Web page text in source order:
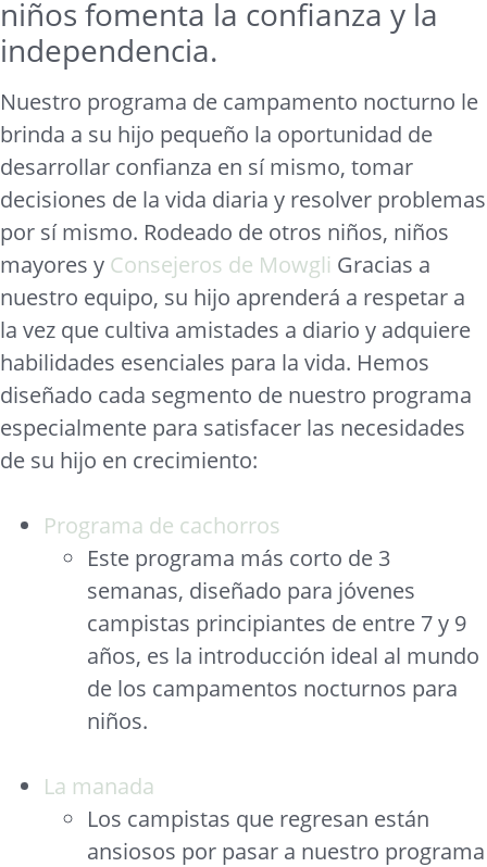
niños fomenta la confianza y la
independencia.
Nuestro programa de campamento nocturno le
brinda a su hijo pequeño la oportunidad de
desarrollar confianza en sí mismo, tomar
decisiones de la vida diaria y resolver problemas
por sí mismo. Rodeado de otros niños, niños
mayores y Consejeros de Mowgli Gracias a
nuestro equipo, su hijo aprenderá a respetar a
la vez que cultiva amistades a diario y adquiere
habilidades esenciales para la vida. Hemos
diseñado cada segmento de nuestro programa
especialmente para satisfacer las necesidades
de su hijo en crecimiento:
Programa de cachorros
Este programa más corto de 3
semanas, diseñado para jóvenes
campistas principiantes de entre 7 y 9
años, es la introducción ideal al mundo
de los campamentos nocturnos para
niños.
La manada
Los campistas que regresan están
ansiosos por pasar a nuestro programa